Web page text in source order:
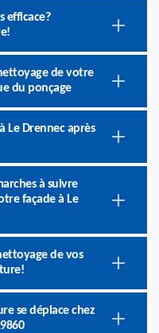
efficace?
de votre
du ponçage
Le Drennec après
à suivre
façade à Le
de vos
se déplace chez